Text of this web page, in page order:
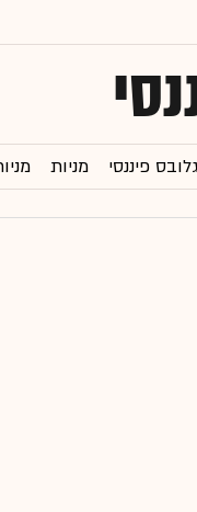
גלובס פיננסי מניות